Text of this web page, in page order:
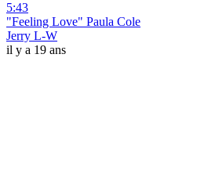
5:43
"Feeling Love" Paula Cole
Jerry L-W
il y a 19 ans